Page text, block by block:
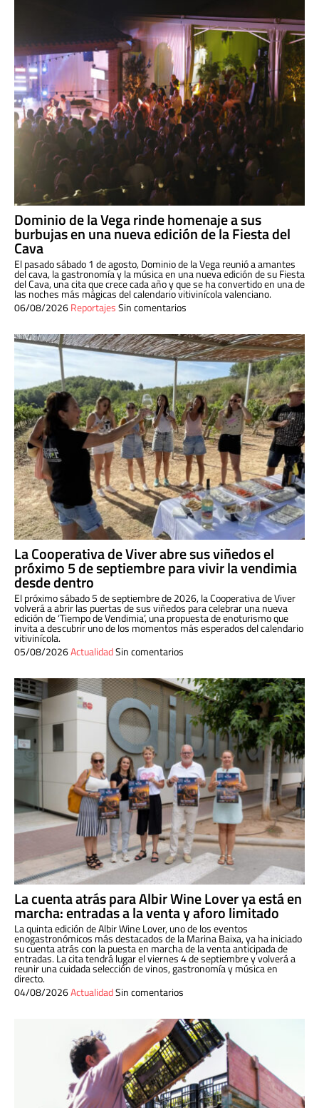
Dominio de la Vega rinde homenaje a sus
burbujas en una nueva edición de la Fiesta del
Cava
El pasado sábado 1 de agosto, Dominio de la Vega reunió a amantes
del cava, la gastronomía y la música en una nueva edición de su Fiesta
del Cava, una cita que crece cada año y que se ha convertido en una de
las noches más mágicas del calendario vitivinícola valenciano.
06/08/2026ReportajesSin comentarios
La Cooperativa de Viver abre sus viñedos el
próximo 5 de septiembre para vivir la vendimia
desde dentro
El próximo sábado 5 de septiembre de 2026, la Cooperativa de Viver
volverá a abrir las puertas de sus viñedos para celebrar una nueva
edición de ‘Tiempo de Vendimia’, una propuesta de enoturismo que
invita a descubrir uno de los momentos más esperados del calendario
vitivinícola.
05/08/2026ActualidadSin comentarios
La cuenta atrás para Albir Wine Lover ya está en
marcha: entradas a la venta y aforo limitado
La quinta edición de Albir Wine Lover, uno de los eventos
enogastronómicos más destacados de la Marina Baixa, ya ha iniciado
su cuenta atrás con la puesta en marcha de la venta anticipada de
entradas. La cita tendrá lugar el viernes 4 de septiembre y volverá a
reunir una cuidada selección de vinos, gastronomía y música en
directo.
04/08/2026ActualidadSin comentarios